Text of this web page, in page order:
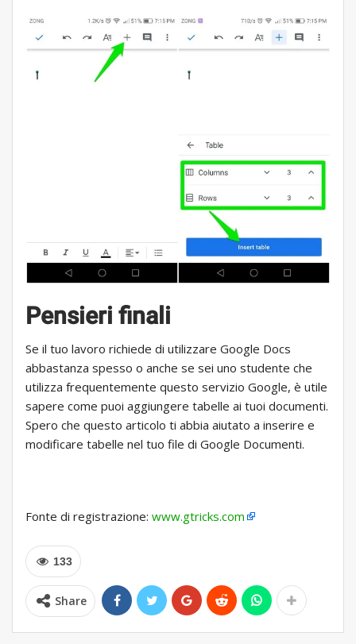
Pensieri finali
Se il tuo lavoro richiede di utilizzare Google Docs
abbastanza spesso o anche se sei uno studente che
utilizza frequentemente questo servizio Google, è utile
sapere come puoi aggiungere tabelle ai tuoi documenti.
Spero che questo articolo ti abbia aiutato a inserire e
modificare tabelle nel tuo file di Google Documenti.
Fonte di registrazione: www.gtricks.com
133
Share